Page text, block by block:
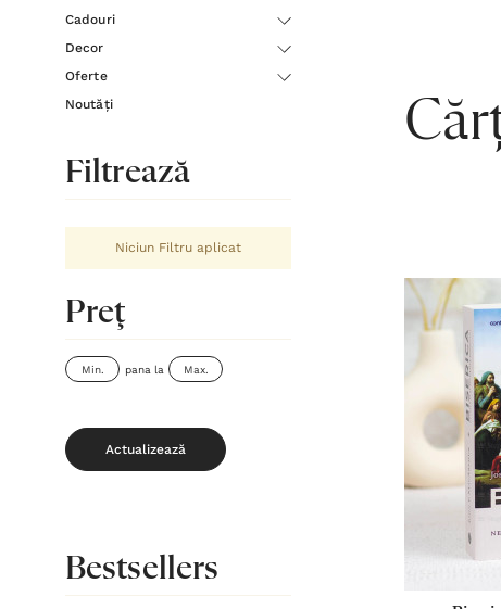
Cadouri
Decor
Oferte
Noutăți
Filtrează
Niciun Filtru aplicat
Preţ
pana la
Actualizează
Bestsellers